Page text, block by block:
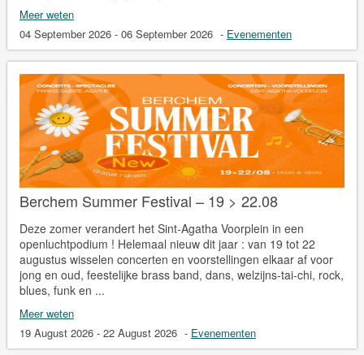
Meer weten
04 September 2026 - 06 September 2026 - Evenementen
Berchem Summer Festival – 19 > 22.08
Deze zomer verandert het Sint-Agatha Voorplein in een
openluchtpodium ! Helemaal nieuw dit jaar : van 19 tot 22
augustus wisselen concerten en voorstellingen elkaar af voor
jong en oud, feestelijke brass band, dans, welzijns-tai-chi, rock,
blues, funk en ...
Meer weten
19 August 2026 - 22 August 2026 - Evenementen